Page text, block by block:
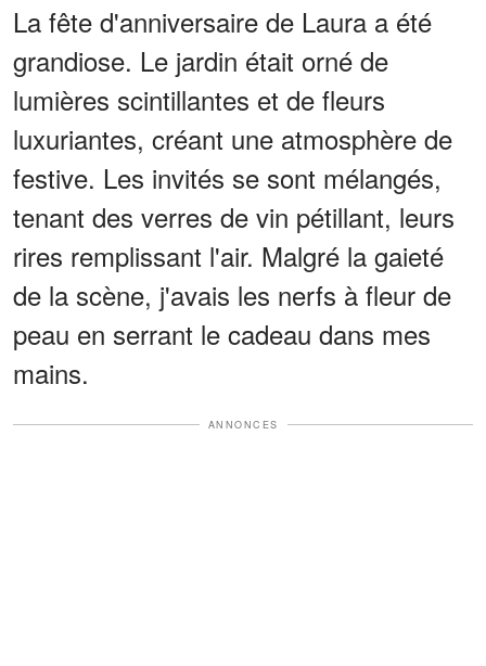
La fête d'anniversaire de Laura a été
grandiose. Le jardin était orné de
lumières scintillantes et de fleurs
luxuriantes, créant une atmosphère de
festive. Les invités se sont mélangés,
tenant des verres de vin pétillant, leurs
rires remplissant l'air. Malgré la gaieté
de la scène, j'avais les nerfs à fleur de
peau en serrant le cadeau dans mes
mains.
ANNONCES